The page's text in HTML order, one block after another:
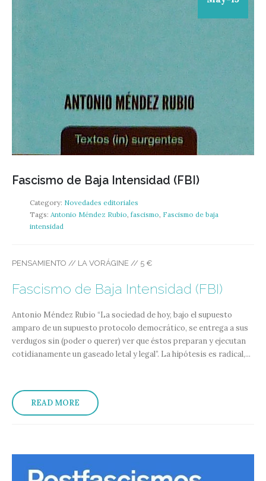
Fascismo de Baja Intensidad (FBI)
Category: Novedades editoriales
Tags: Antonio Méndez Rubio fascismo Fascismo de baja
intensidad
PENSAMIENTO // LA VORÁGINE // 5 €
Fascismo de Baja Intensidad (FBI)
Antonio Méndez Rubio “La sociedad de hoy, bajo el supuesto
amparo de un supuesto protocolo democrático, se entrega a sus
verdugos sin (poder o querer) ver que éstos preparan y ejecutan
cotidianamente un gaseado letal y legal”. La hipótesis es radical,...
READ MORE